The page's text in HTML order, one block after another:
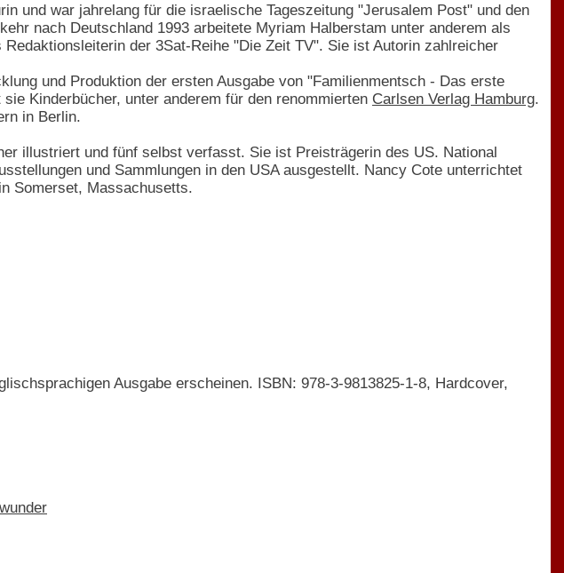
und war jahrelang für die israelische Tageszeitung "Jerusalem Post" und den
nach Deutschland 1993 arbeitete Myriam Halberstam unter anderem als
der 3Sat-Reihe "Die Zeit TV". Sie ist Autorin zahlreicher
und Produktion der ersten Ausgabe von "Familienmentsch - Das erste
Kinderbücher, unter anderem für den renommierten Carlsen Verlag Hamburg.
in Berlin.
illustriert und fünf selbst verfasst. Sie ist Preisträgerin des US. National
und Sammlungen in den USA ausgestellt. Nancy Cote unterrichtet
Somerset, Massachusetts.
Ausgabe erscheinen. ISBN: 978-3-9813825-1-8, Hardcover,